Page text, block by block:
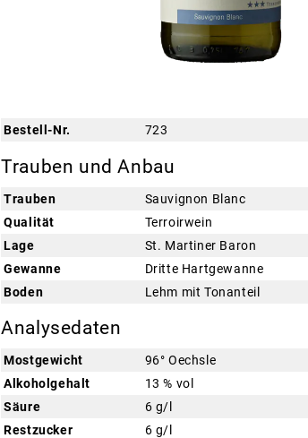
Bestell-Nr. 723
Trauben und Anbau
Trauben
Sauvignon Blanc
Qualität
Terroirwein
Lage
St. Martiner Baron
Gewanne
Dritte Hartgewanne
Boden
Lehm mit Tonanteil
Analysedaten
Mostgewicht
96° Oechsle
Alkoholgehalt
13 % vol
Säure
6 g/l
Restzucker
6 g/l